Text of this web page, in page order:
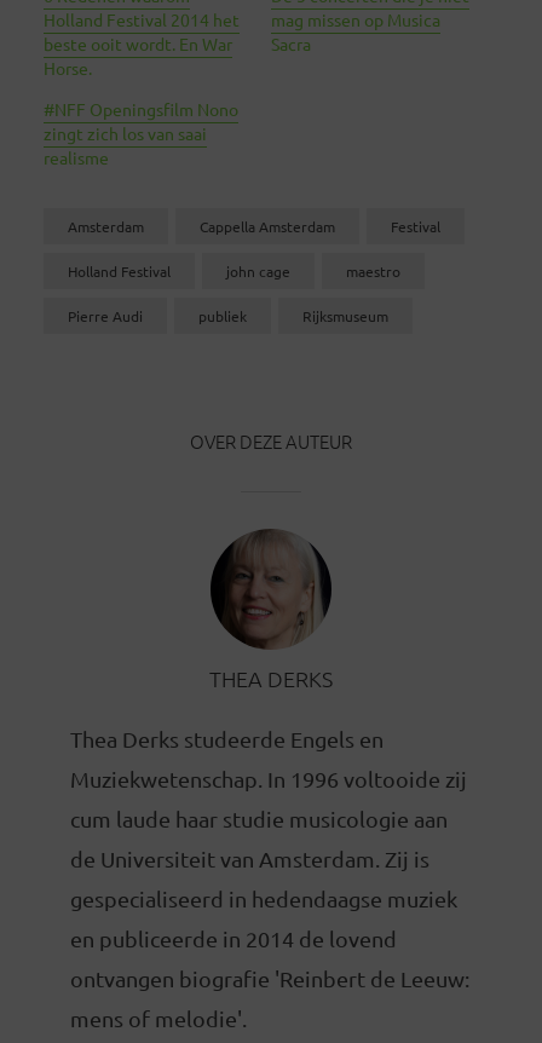
Holland Festival 2014 het
beste ooit wordt. En War
Horse.
mag missen op Musica
Sacra
#NFF Openingsfilm Nono
zingt zich los van saai
realisme
Amsterdam Cappella Amsterdam Festival
Holland Festival john cage maestro
Pierre Audi publiek Rijksmuseum
OVER DEZE AUTEUR
THEA DERKS
Thea Derks studeerde Engels en
Muziekwetenschap. In 1996 voltooide zij
cum laude haar studie musicologie aan
de Universiteit van Amsterdam. Zij is
gespecialiseerd in hedendaagse muziek
en publiceerde in 2014 de lovend
ontvangen biografie 'Reinbert de Leeuw:
mens of melodie'.